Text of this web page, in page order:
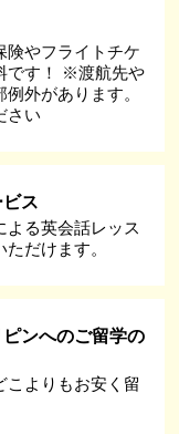
険やフライトチケ
です！ ※渡航先や
外があります。
さい
ス
よる英会話レッス
だけます。
ンへのご留学の
こよりもお安く留